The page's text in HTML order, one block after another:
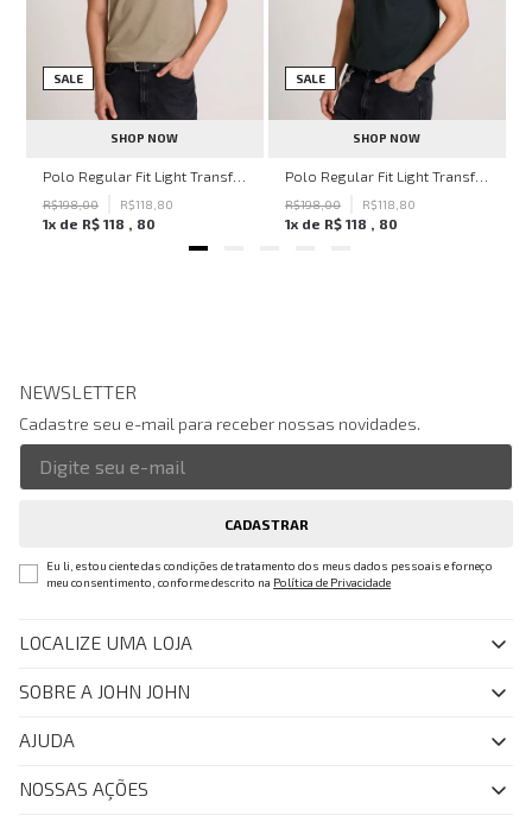
SALE
SHOP NOW
Polo Regular Fit Light Transfer Bege Médio John John Masculina
R$198,00 R$118,80
1x de R$ 118 , 80
SALE
SHOP NOW
Polo Regular Fit Light Transfer Verde Escuro John John Masculina
R$198,00 R$118,80
1x de R$ 118 , 80
NEWSLETTER
Cadastre seu e-mail para receber nossas novidades.
CADASTRAR
Eu li, estou ciente das condições de tratamento dos meus dados pessoais e forneço
meu consentimento, conforme descrito na Política de Privacidade
LOCALIZE UMA LOJA
SOBRE A JOHN JOHN
Quem Somos
John John Club
AJUDA
FAQ
NOSSAS AÇÕES